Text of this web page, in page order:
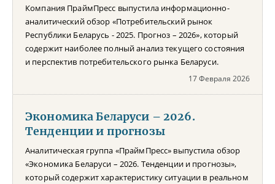
Компания ПраймПресс выпустила информационно-
аналитический обзор «Потребительский рынок
Республики Беларусь - 2025. Прогноз – 2026», который
содержит наиболее полный анализ текущего состояния
и перспектив потребительского рынка Беларуси.
17 Февраля 2026
Экономика Беларуси – 2026.
Тенденции и прогнозы
Аналитическая группа «ПраймПресс» выпустила обзор
«Экономика Беларуси – 2026. Тенденции и прогнозы»,
который содержит характеристику ситуации в реальном